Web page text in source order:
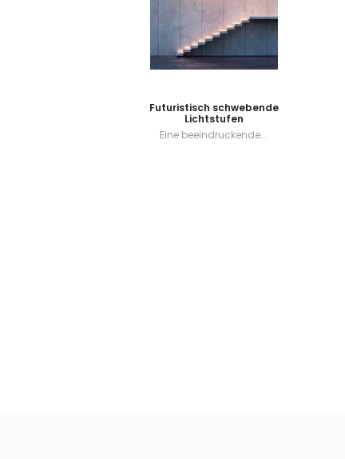
Futuristisch schwebende
Lichtstufen
Eine beeindruckende...